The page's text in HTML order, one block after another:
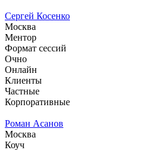
Сергей Косенко
Москва
Ментор
Формат сессий
Очно
Онлайн
Клиенты
Частные
Корпоративные
Роман Асанов
Москва
Коуч